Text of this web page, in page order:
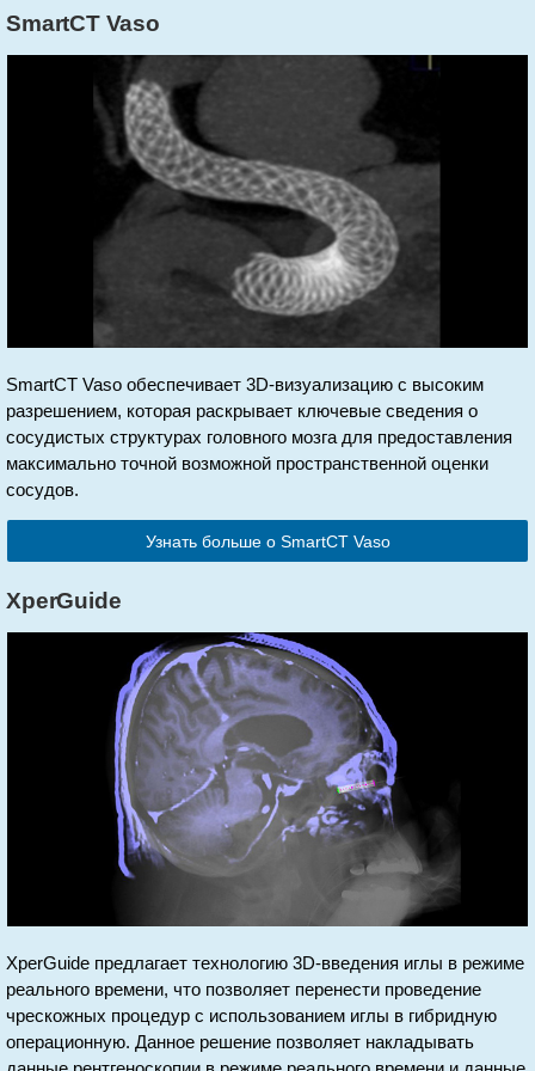
SmartCT Vaso
SmartCT Vaso обеспечивает 3D-визуализацию с высоким
разрешением, которая раскрывает ключевые сведения о
сосудистых структурах головного мозга для предоставления
максимально точной возможной пространственной оценки
сосудов.
Узнать больше о SmartCT Vaso
XperGuide
XperGuide предлагает технологию 3D-введения иглы в режиме
реального времени, что позволяет перенести проведение
чрескожных процедур с использованием иглы в гибридную
операционную. Данное решение позволяет накладывать